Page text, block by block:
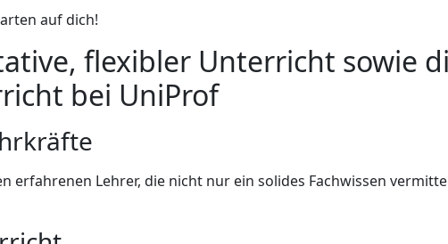
auf dich!
flexibler Unterricht sowie
bei UniProf
erfahrenen Lehrer, die nicht nur ein solides Fachwissen